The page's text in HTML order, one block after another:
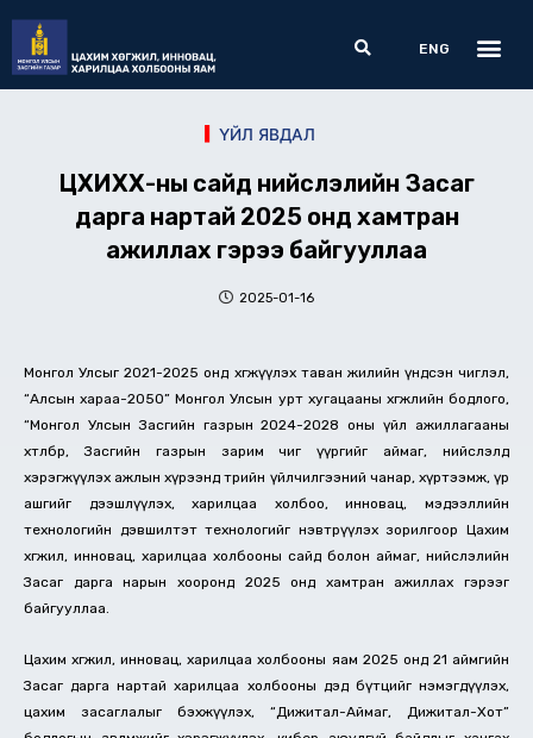
content
Search
ENG
ҮЙЛ ЯВДАЛ
ЦХИХХ-ны сайд нийслэлийн Засаг
дарга нартай 2025 онд хамтран
ажиллах гэрээ байгууллаа
2025-01-16
Монгол Улсыг 2021-2025 онд хөгжүүлэх таван жилийн үндсэн чиглэл,
“Алсын хараа-2050” Монгол Улсын урт хугацааны хөгжлийн бодлого,
“Монгол Улсын Засгийн газрын 2024-2028 оны үйл ажиллагааны
хөтөлбөр, Засгийн газрын зарим чиг үүргийг аймаг, нийслэлд
хэрэгжүүлэх ажлын хүрээнд төрийн үйлчилгээний чанар, хүртээмж, үр
ашгийг дээшлүүлэх, харилцаа холбоо, инновац, мэдээллийн
технологийн дэвшилтэт технологийг нэвтрүүлэх зорилгоор Цахим
хөгжил, инновац, харилцаа холбооны сайд болон аймаг, нийслэлийн
Засаг дарга нарын хооронд 2025 онд хамтран ажиллах гэрээг
байгууллаа.
Цахим хөгжил, инновац, харилцаа холбооны яам 2025 онд 21 аймгийн
Засаг дарга нартай харилцаа холбооны дэд бүтцийг нэмэгдүүлэх,
цахим засаглалыг бэхжүүлэх, “Дижитал-Аймаг, Дижитал-Хот”